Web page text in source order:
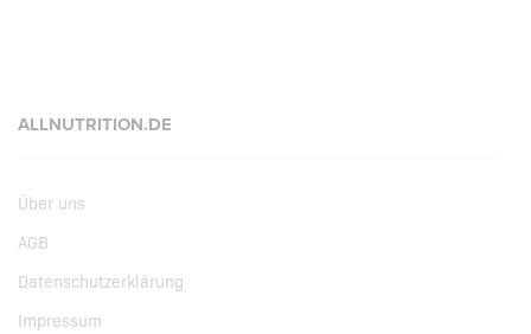
ALLNUTRITION.DE
Über uns
AGB
Datenschutzerklärung
Impressum